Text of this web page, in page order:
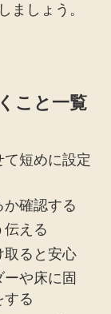
ましょう。
こと一覧
短めに設定
確認する
える
取ると安心
や床に固
する